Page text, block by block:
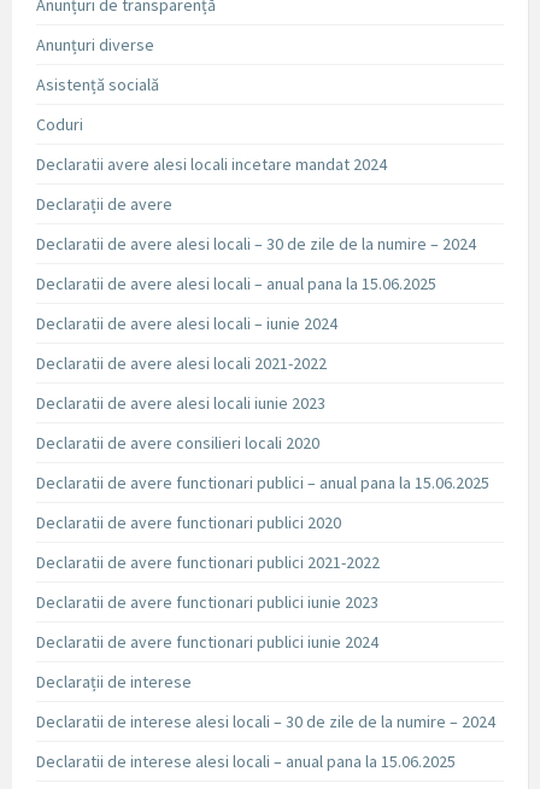
Anunțuri de transparență
Anunțuri diverse
Asistență socială
Coduri
Declaratii avere alesi locali incetare mandat 2024
Declarații de avere
Declaratii de avere alesi locali – 30 de zile de la numire – 2024
Declaratii de avere alesi locali – anual pana la 15.06.2025
Declaratii de avere alesi locali – iunie 2024
Declaratii de avere alesi locali 2021-2022
Declaratii de avere alesi locali iunie 2023
Declaratii de avere consilieri locali 2020
Declaratii de avere functionari publici – anual pana la 15.06.2025
Declaratii de avere functionari publici 2020
Declaratii de avere functionari publici 2021-2022
Declaratii de avere functionari publici iunie 2023
Declaratii de avere functionari publici iunie 2024
Declarații de interese
Declaratii de interese alesi locali – 30 de zile de la numire – 2024
Declaratii de interese alesi locali – anual pana la 15.06.2025